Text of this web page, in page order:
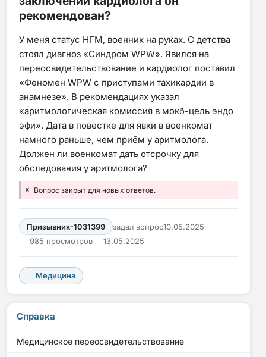
рекомендован?
У меня статус НГМ, военник на руках. С детства
стоял диагноз «Синдром WPW». Явился на
переосвидетельствование и кардиолог поставил
«Феномен WPW c приступами тахикардии в
анамнезе». В рекомендациях указал
«аритмологическая комиссия в мокб-цель эндо
эфи». Дата в повестке для явки в военкомат
намного раньше, чем приём у аритмолога.
Должен ли военкомат дать отсрочку для
обследования у аритмолога?
Вопрос закрыт для новых ответов.
Призывник-1031399 задал вопрос10.05.2025
985 просмотров
13.05.2025
Медицина
Справка
Медицинское переосвидетельствование